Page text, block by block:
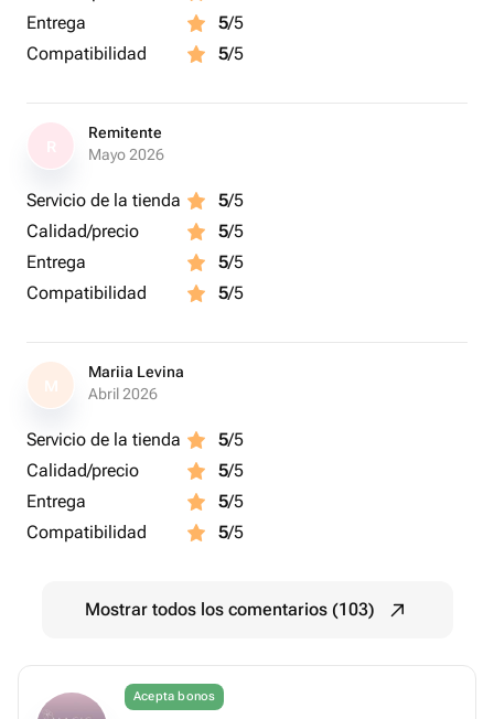
Entrega
5/5
Compatibilidad
5/5
Remitente
Mayo 2026
Servicio de la tienda 5/5
Calidad/precio
5/5
Entrega
5/5
Compatibilidad
5/5
M
Mariia Levina
Abril 2026
Servicio de la tienda 5/5
Calidad/precio
5/5
Entrega
5/5
Compatibilidad
5/5
Mostrar todos los comentarios (103)
Acepta bonos